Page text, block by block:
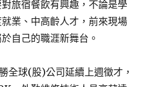
旅宿餐飲有興趣，不論是學
業、中高齡人才，前來現場
自己的職涯新舞台。
球(股)公司延續上週徵才，